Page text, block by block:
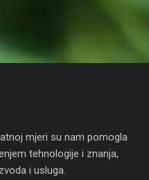
mjeri su nam pomogla
tehnologije i znanja,
i usluga.